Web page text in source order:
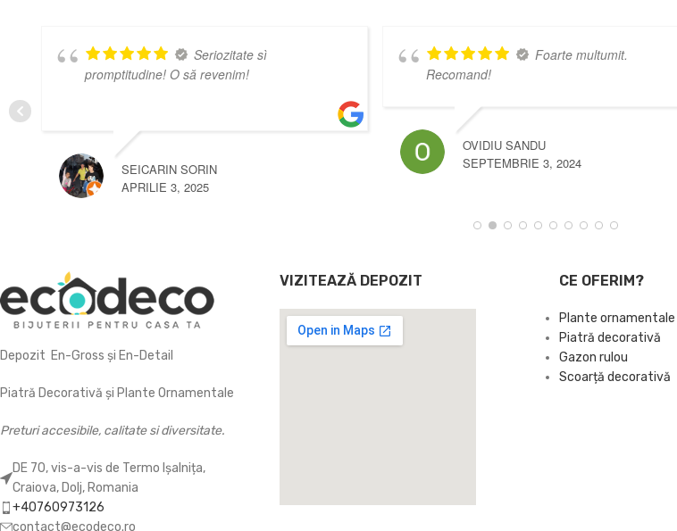
Seriozitate sì
promptitudine! O să revenim!
SEICARIN SORIN
APRILIE 3, 2025
Foarte multumit.
Recomand!
OVIDIU SANDU
SEPTEMBRIE 3, 2024
Depozit En-Gross și En-Detail
Piatră Decorativă și Plante Ornamentale
Preturi accesibile, calitate si diversitate.
DE 70, vis-a-vis de Termo Ișalnița,
Craiova, Dolj, Romania
+40760973126
contact@ecodeco.ro
VIZITEAZĂ DEPOZIT CE OFERIM?
Plante ornamentale
Piatră decorativă
Gazon rulou
Scoarță decorativă